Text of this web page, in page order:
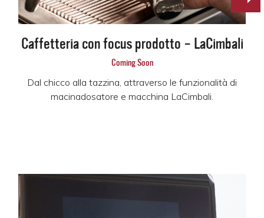
Caffetteria con focus prodotto – LaCimbali
Coming Soon
Dal chicco alla tazzina, attraverso le funzionalità di
macinadosatore e macchina LaCimbali.